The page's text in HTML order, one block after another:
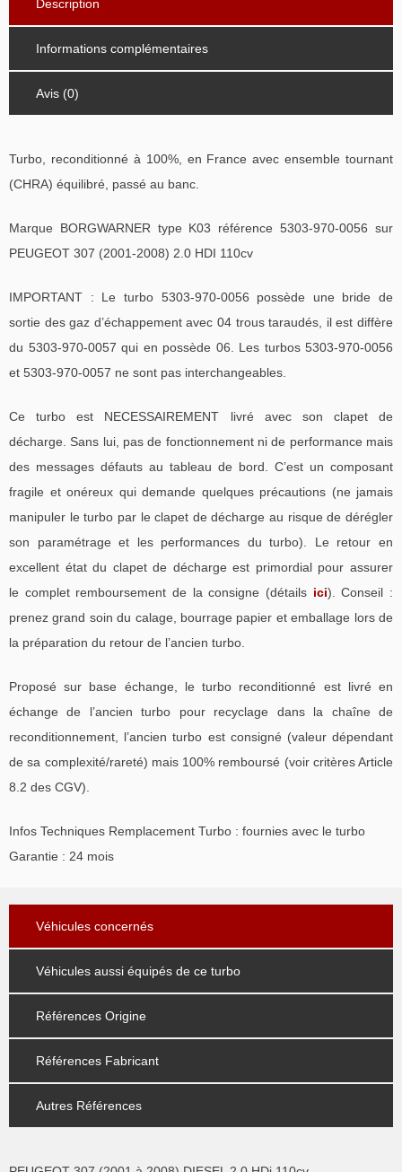
Description
Informations complémentaires
Avis (0)
Turbo, reconditionné à 100%, en France avec ensemble tournant
(CHRA) équilibré, passé au banc.
Marque BORGWARNER type K03 référence 5303-970-0056 sur
PEUGEOT 307 (2001-2008) 2.0 HDI 110cv
IMPORTANT : Le turbo 5303-970-0056 possède une bride de
sortie des gaz d’échappement avec 04 trous taraudés, il est diffère
du 5303-970-0057 qui en possède 06. Les turbos 5303-970-0056
et 5303-970-0057 ne sont pas interchangeables.
Ce turbo est NECESSAIREMENT livré avec son clapet de
décharge. Sans lui, pas de fonctionnement ni de performance mais
des messages défauts au tableau de bord. C’est un composant
fragile et onéreux qui demande quelques précautions (ne jamais
manipuler le turbo par le clapet de décharge au risque de dérégler
son paramétrage et les performances du turbo). Le retour en
excellent état du clapet de décharge est primordial pour assurer
le complet remboursement de la consigne (détails ici). Conseil :
prenez grand soin du calage, bourrage papier et emballage lors de
la préparation du retour de l’ancien turbo.
Proposé sur base échange, le turbo reconditionné est livré en
échange de l’ancien turbo pour recyclage dans la chaîne de
reconditionnement, l’ancien turbo est consigné (valeur dépendant
de sa complexité/rareté) mais 100% remboursé (voir critères Article
8.2 des CGV).
Infos Techniques Remplacement Turbo : fournies avec le turbo
Garantie : 24 mois
Véhicules concernés
Véhicules aussi équipés de ce turbo
Références Origine
Références Fabricant
Autres Références